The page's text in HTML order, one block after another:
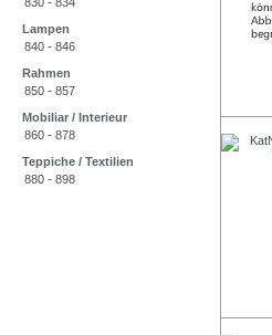
Lampen
840 - 846
Rahmen
850 - 857
Mobiliar / Interieur
860 - 878
Teppiche / Textilien
880 - 898